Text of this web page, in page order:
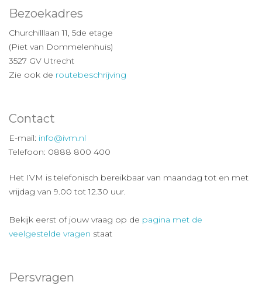
Bezoekadres
Churchilllaan 11, 5de etage
(Piet van Dommelenhuis)
3527 GV Utrecht
Zie ook de routebeschrijving
Contact
E-mail: info@ivm.nl
Telefoon: 0888 800 400
Het IVM is telefonisch bereikbaar van maandag tot en met
vrijdag van 9.00 tot 12.30 uur.
Bekijk eerst of jouw vraag op de pagina met de
veelgestelde vragen staat
Persvragen